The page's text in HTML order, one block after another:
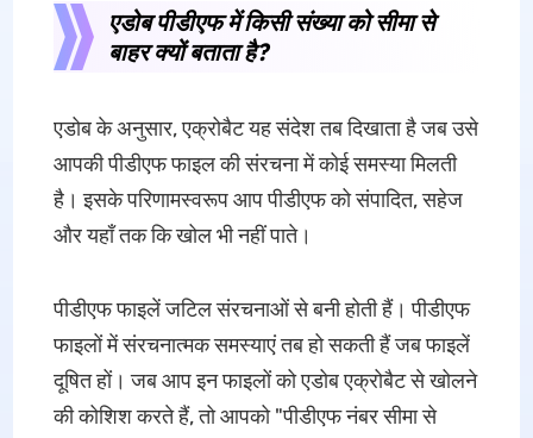
एडोब पीडीएफ में किसी संख्या को सीमा से
बाहर क्यों बताता है?
एडोब के अनुसार, एक्रोबैट यह संदेश तब दिखाता है जब उसे
आपकी पीडीएफ फाइल की संरचना में कोई समस्या मिलती
है। इसके परिणामस्वरूप आप पीडीएफ को संपादित, सहेज
और यहाँ तक कि खोल भी नहीं पाते।
पीडीएफ फाइलें जटिल संरचनाओं से बनी होती हैं। पीडीएफ
फाइलों में संरचनात्मक समस्याएं तब हो सकती हैं जब फाइलें
दूषित हों। जब आप इन फाइलों को एडोब एक्रोबैट से खोलने
की कोशिश करते हैं, तो आपको "पीडीएफ नंबर सीमा से